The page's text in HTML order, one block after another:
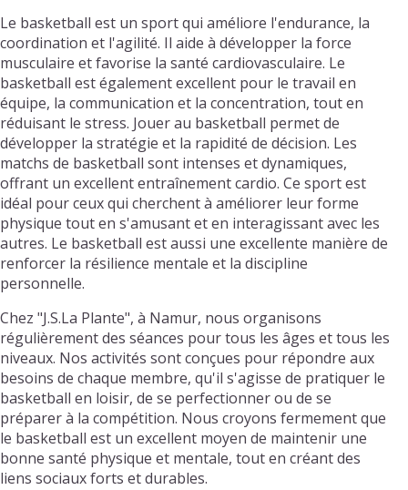
Le basketball est un sport qui améliore l'endurance, la
coordination et l'agilité. Il aide à développer la force
musculaire et favorise la santé cardiovasculaire. Le
basketball est également excellent pour le travail en
équipe, la communication et la concentration, tout en
réduisant le stress. Jouer au basketball permet de
développer la stratégie et la rapidité de décision. Les
matchs de basketball sont intenses et dynamiques,
offrant un excellent entraînement cardio. Ce sport est
idéal pour ceux qui cherchent à améliorer leur forme
physique tout en s'amusant et en interagissant avec les
autres. Le basketball est aussi une excellente manière de
renforcer la résilience mentale et la discipline
personnelle.
Chez "J.S.La Plante", à Namur, nous organisons
régulièrement des séances pour tous les âges et tous les
niveaux. Nos activités sont conçues pour répondre aux
besoins de chaque membre, qu'il s'agisse de pratiquer le
basketball en loisir, de se perfectionner ou de se
préparer à la compétition. Nous croyons fermement que
le basketball est un excellent moyen de maintenir une
bonne santé physique et mentale, tout en créant des
liens sociaux forts et durables.